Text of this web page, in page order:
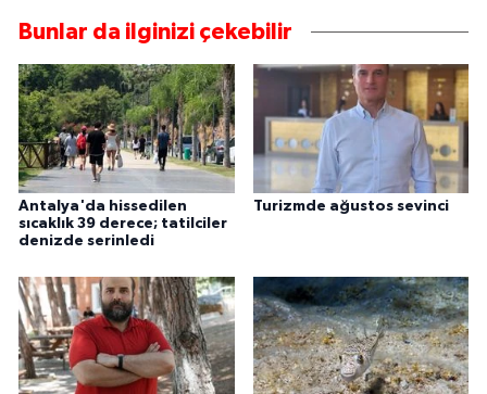
Bunlar da ilginizi çekebilir
Antalya'da hissedilen
sıcaklık 39 derece; tatilciler
denizde serinledi
Turizmde ağustos sevinci